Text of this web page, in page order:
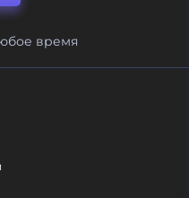
время